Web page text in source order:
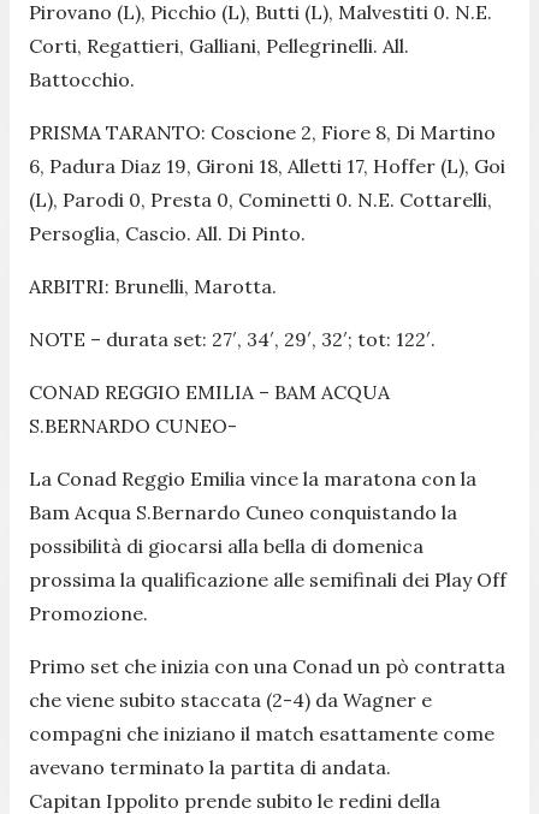
Pirovano (L), Picchio (L), Butti (L), Malvestiti 0. N.E.
Corti, Regattieri, Galliani, Pellegrinelli. All.
Battocchio.
PRISMA TARANTO: Coscione 2, Fiore 8, Di Martino
6, Padura Diaz 19, Gironi 18, Alletti 17, Hoffer (L), Goi
(L), Parodi 0, Presta 0, Cominetti 0. N.E. Cottarelli,
Persoglia, Cascio. All. Di Pinto.
ARBITRI: Brunelli, Marotta.
NOTE – durata set: 27′, 34′, 29′, 32′; tot: 122′.
CONAD REGGIO EMILIA – BAM ACQUA
S.BERNARDO CUNEO-
La Conad Reggio Emilia vince la maratona con la
Bam Acqua S.Bernardo Cuneo conquistando la
possibilità di giocarsi alla bella di domenica
prossima la qualificazione alle semifinali dei Play Off
Promozione.
Primo set che inizia con una Conad un pò contratta
che viene subito staccata (2-4) da Wagner e
compagni che iniziano il match esattamente come
avevano terminato la partita di andata.
Capitan Ippolito prende subito le redini della